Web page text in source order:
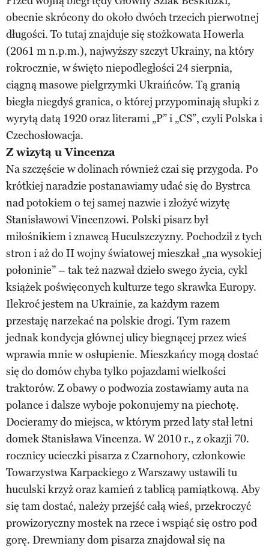
obecnie skrócony do około dwóch trzecich pierwotnej
długości. To tutaj znajduje się stożkowata Howerla
(2061 m n.p.m.), najwyższy szczyt Ukrainy, na który
rokrocznie, w święto niepodległości 24 sierpnia,
ciągną masowe pielgrzymki Ukraińców. Tą granią
biegła niegdyś granica, o której przypominają słupki z
wyrytą datą 1920 oraz literami „P” i „CS”, czyli Polska i
Czechosłowacja.
Z wizytą u Vincenza
Na szczęście w dolinach również czai się przygoda. Po
krótkiej naradzie postanawiamy udać się do Bystrca
nad potokiem o tej samej nazwie i złożyć wizytę
Stanisławowi Vincenzowi. Polski pisarz był
miłośnikiem i znawcą Huculszczyzny. Pochodził z tych
stron i aż do II wojny światowej mieszkał „na wysokiej
połoninie” – tak też nazwał dzieło swego życia, cykl
książek poświęconych kulturze tego skrawka Europy.
Ilekroć jestem na Ukrainie, za każdym razem
przestaję narzekać na polskie drogi. Tym razem
jednak kondycja głównej ulicy biegnącej przez wieś
wprawia mnie w osłupienie. Mieszkańcy mogą dostać
się do domów chyba tylko pojazdami wielkości
traktorów. Z obawy o podwozia zostawiamy auta na
polance i dalsze wyboje pokonujemy na piechotę.
Docieramy do miejsca, w którym przed laty stał letni
domek Stanisława Vincenza. W 2010 r., z okazji 70.
rocznicy ucieczki pisarza z Czarnohory, członkowie
Towarzystwa Karpackiego z Warszawy ustawili tu
huculski krzyż oraz kamień z tablicą pamiątkową. Aby
się tam dostać, należy przejść całą wieś, przekroczyć
prowizoryczny mostek na rzece i wspiąć się ostro pod
gorę. Drewniany dom pisarza znajdował się na